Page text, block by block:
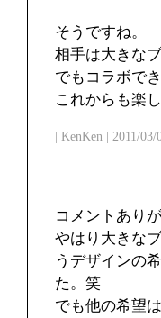
そうですね。
相手は大きな
でもコラボで
これからも楽
| KenKen | 2011/
コメントあり
やはり大きな
うデザインの
た。笑
でも他の希望